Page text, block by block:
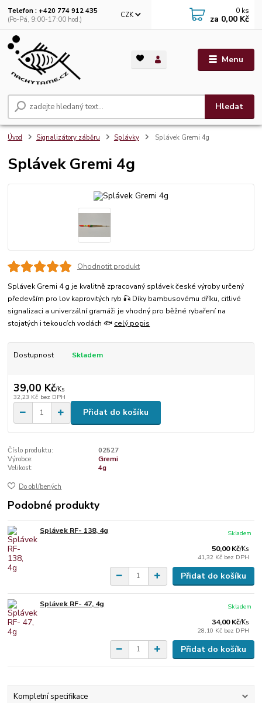
Menu
CZK
Hledat
Telefon : +420 774 912 435
(Po-Pá, 9:00-17:00 hod.)
0 ks
za 0,00 Kč
Úvod Signalizátory záběru Splávky Splávek Gremi 4g
Splávek Gremi 4g
Ohodnotit produkt
Splávek Gremi 4 g je kvalitně zpracovaný splávek české výroby určený
především pro lov kaprovitých ryb 🎣 Díky bambusovému dříku, citlivé
signalizaci a univerzální gramáži je vhodný pro běžné rybaření na
stojatých i tekoucích vodách 🐟 celý popis
Dostupnost Skladem
39,00 Kč/Ks
32,23 Kč bez DPH
Přidat do košíku
Číslo produktu:
02527
Výrobce:
Gremi
Velikost:
4g
Do oblíbených
Podobné produkty
Splávek RF- 138, 4g
50,00 Kč/Ks
41,32 Kč bez DPH
Skladem
Přidat do košíku
Splávek RF- 47, 4g
34,00 Kč/Ks
28,10 Kč bez DPH
Skladem
Přidat do košíku
Kompletní specifikace